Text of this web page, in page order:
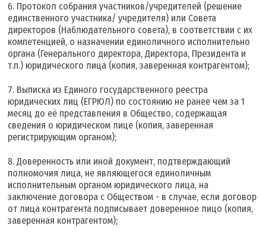
Протокол собрания участников/учредителей (решение
единственного участника/ учредителя) или Совета
директоров (Наблюдательного совета), в соответствии с их
компетенцией, о назначении единоличного исполнительно
органа (Генерального директора, Директора, Президента и
т.п.) юридического лица (копия, заверенная контрагентом);
Выписка из Единого государственного реестра
юридических лиц (ЕГРЮЛ) по состоянию не ранее чем за 1
месяц до её представления в Общество, содержащая
сведения о юридическом лице (копия, заверенная
регистрирующим органом);
Доверенность или иной документ, подтверждающий
полномочия лица, не являющегося единоличным
исполнительным органом юридического лица, на
заключение договора с Обществом - в случае, если договор
от лица контрагента подписывает доверенное лицо (копия,
заверенная контрагентом);